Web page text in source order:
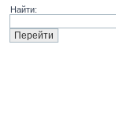
Найти: